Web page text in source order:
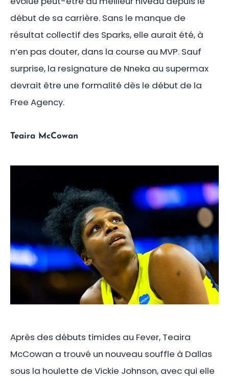
début de sa carrière. Sans le manque de
résultat collectif des Sparks, elle aurait été, à
n’en pas douter, dans la course au MVP. Sauf
surprise, la resignature de Nneka au supermax
devrait être une formalité dès le début de la
Free Agency.
Teaira McCowan
Après des débuts timides au Fever, Teaira
McCowan a trouvé un nouveau souffle à Dallas
sous la houlette de Vickie Johnson, avec qui elle